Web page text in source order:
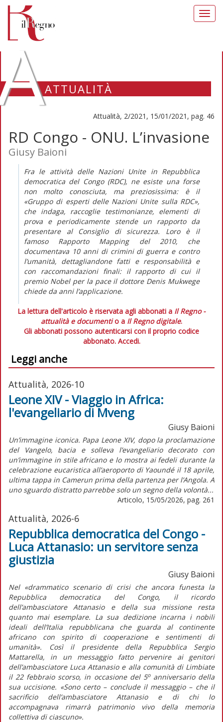
ATTUALITÀ
Attualità, 2/2021, 15/01/2021, pag. 46
RD Congo - ONU. L’invasione
Giusy Baioni
Fra le attività delle Nazioni Unite in Repubblica
democratica del Congo (RDC), ne esiste una forse
non molto conosciuta, ma preziosissima: è il
«Gruppo di esperti delle Nazioni Unite sulla RDC»,
che indaga, raccoglie testimonianze, elementi di
prova e periodicamente stende un rapporto da
presentare al Consiglio di sicurezza. Loro è il
famoso Rapporto Mappingdel 2010, che
documentava 10 anni di crimini di guerra e contro
l’umanità, dettagliandone fatti e responsabilità e
con raccomandazioni finali: il rapporto di cui il
premio Nobel per la pace il dottore Denis Mukwege
chiede da anni l’applicazione.
La lettura dell'articolo è riservata agli abbonati a Il Regno -
attualità e documentio a Il Regno digitale.
Gli abbonati possono autenticarsi con il proprio codice
abbonato. Accedi.
Leggi anche
Attualità, 2026-10
Leone XIV - Viaggio in Africa:
l'evangeliario di Mveng
Giusy Baioni
Un’immagine iconica. Papa Leone XIV, dopo la proclamazione
del Vangelo, bacia e solleva l’evangeliario decorato con
un’immagine in stile africano e lo mostra ai fedeli durante la
celebrazione eucaristica all’aeroporto di Yaoundé il 18 aprile,
ultima tappa in Camerun prima della partenza per l’Angola. A
uno sguardo distratto parrebbe solo un segno della volontà...
Articolo, 15/05/2026, pag. 261
Attualità, 2026-6
Repubblica democratica del Congo -
Luca Attanasio: un servitore senza
giustizia
Giusy Baioni
Nel «drammatico scenario di crisi che ancora funesta la
Repubblica democratica del Congo, il ricordo
dell’ambasciatore Attanasio e della sua missione resta
quanto mai esemplare. La sua dedizione incarna i nobili
ideali dell’Italia repubblicana che guarda al continente
africano con spirito di cooperazione e sentimenti di
umanità». Così il presidente della Repubblica Sergio
Mattarella, in un messaggio fatto pervenire ai genitori
dell’ambasciatore Luca Attanasio e alla comunità di Limbiate
il 22 febbraio scorso, in occasione del 5oanniversario della
sua uccisione. «Sono certo – conclude il messaggio – che il
sacrificio dell’ambasciatore Attanasio e di chi lo
accompagnava rimarrà patrimonio vivo della memoria
collettiva di ciascuno».